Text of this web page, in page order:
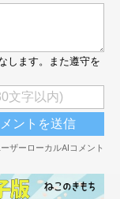
人の姿を見ただけで逃
だんと心を開いてくれ
／享年推定12才）
とこんなにつらい
は「もう猫は飼わな